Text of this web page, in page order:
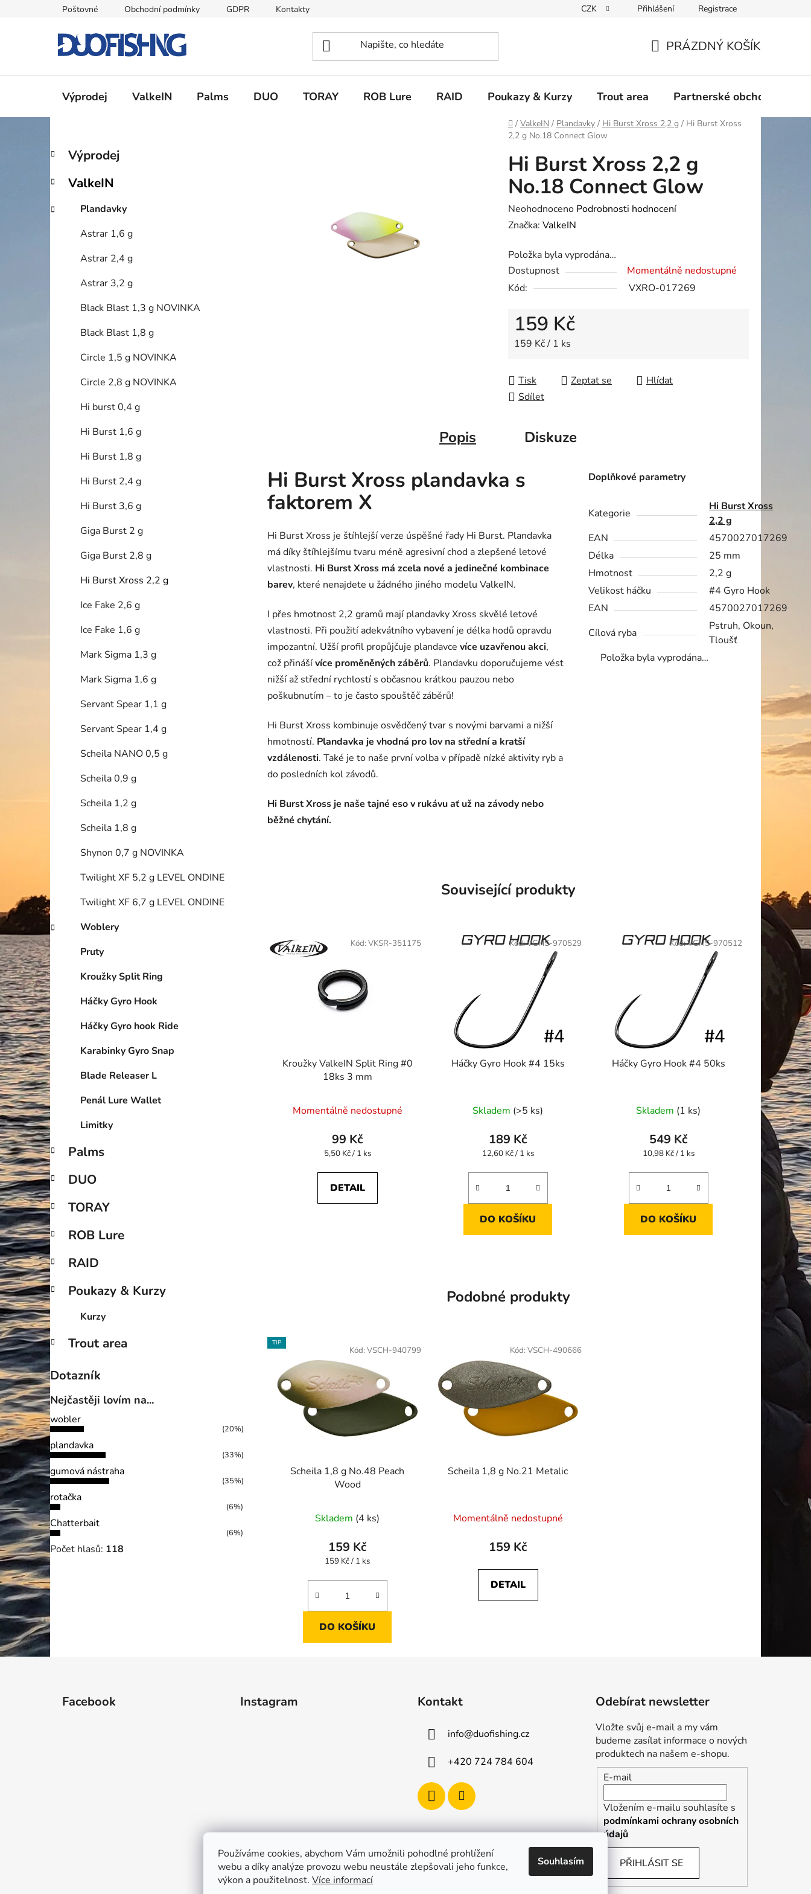
Používáme cookies, abychom Vám umožnili pohodlné prohlížení
webu a díky analýze provozu webu neustále zlepšovali jeho funkce,
výkon a použitelnost. Více informací
Souhlasím
Poštovné Obchodní podmínky GDPR Kontakty CZK Přihlášení Registrace
KOŠÍK
PRÁZDNÝ KOŠÍK
Výprodej ValkeIN Palms DUO TORAY ROB Lure RAID Poukazy & Kurzy Trout area Partnerské obchody
Domů
/ ValkeIN / Plandavky / Hi Burst Xross 2,2 g / Hi Burst Xross
2,2 g No.18 Connect Glow
P
s
r
Přeskočit
kategorie
K
a
e
o
Výprodej
ValkeIN
Plandavky
Astrar 1,6 g
Astrar 2,4 g
Astrar 3,2 g
Black Blast 1,3 g NOVINKA
Black Blast 1,8 g
Circle 1,5 g NOVINKA
Circle 2,8 g NOVINKA
Hi burst 0,4 g
Hi Burst 1,6 g
Hi Burst 1,8 g
Hi Burst 2,4 g
Hi Burst 3,6 g
Giga Burst 2 g
Giga Burst 2,8 g
Hi Burst Xross 2,2 g
Ice Fake 2,6 g
Ice Fake 1,6 g
Mark Sigma 1,3 g
Mark Sigma 1,6 g
Servant Spear 1,1 g
Servant Spear 1,4 g
Scheila NANO 0,5 g
Scheila 0,9 g
Scheila 1,2 g
Scheila 1,8 g
Shynon 0,7 g NOVINKA
Twilight XF 5,2 g LEVEL ONDINE
Twilight XF 6,7 g LEVEL ONDINE
Woblery
Pruty
Kroužky Split Ring
Háčky Gyro Hook
Háčky Gyro hook Ride
Karabinky Gyro Snap
Blade Releaser L
Penál Lure Wallet
Limitky
Palms
DUO
TORAY
ROB Lure
RAID
Poukazy & Kurzy
Kurzy
Trout area
Dotazník
Nejčastěji lovím na...
wobler
(20%)
plandavka
(33%)
gumová nástraha
(35%)
rotačka
(6%)
Chatterbait
(6%)
Počet hlasů: 118
Hi Burst Xross 2,2 g
No.18 Connect Glow
Průměrné
hodnocení
je
0,0
z
hvězdiček.
Neohodnoceno Podrobnosti hodnocení
Značka: ValkeIN
Položka byla vyprodána…
Dostupnost
Momentálně nedostupné
Kód:
VXRO-017269
159 Kč
Měrná cena:
159 Kč / 1 ks
Tisk Zeptat se
Hlídat
Sdílet
Popis Diskuze
Hi Burst Xross plandavka s
faktorem X
Hi Burst Xross je štíhlejší verze úspěšné řady Hi Burst. Plandavka
má díky štíhlejšímu tvaru méně agresivní chod a zlepšené letové
vlastnosti. Hi Burst Xross má zcela nové a jedinečné kombinace
barev, které nenajdete u žádného jiného modelu ValkeIN.
I přes hmotnost 2,2 gramů mají plandavky Xross skvělé letové
vlastnosti. Při použití adekvátního vybavení je délka hodů opravdu
impozantní. Užší profil propůjčuje plandavce více uzavřenou akci,
což přinášívíce proměněných záběrů. Plandavku doporučujeme vést
nižší až střední rychlostí s občasnou krátkou pauzou nebo
poškubnutím – to je často spouštěč záběrů!
Hi Burst Xross kombinuje osvědčený tvar s novými barvami a nižší
hmotností. Plandavka je vhodná pro lov na střední a kratší
vzdálenosti. Také je to naše první volba v případě nízké aktivity ryb a
do posledních kol závodů.
Hi Burst Xross je naše tajné eso v rukávu ať už na závody nebo
běžné chytání.
Doplňkové parametry
Kategorie
Hi Burst Xross
2,2 g
EAN
4570027017269
Délka
25 mm
Hmotnost
2,2 g
Velikost háčku
#4 Gyro Hook
EAN
4570027017269
Cílová ryba
Pstruh, Okoun,
Tloušť
Položka byla vyprodána…
Související produkty
Kroužky ValkeIN Split Ring #0
18ks 3 mm
Momentálně nedostupné
99 Kč
Měrná
5,50 Kč / 1 ks
DETAIL
Kód: VKSR-351175
Háčky Gyro Hook #4 15ks
Skladem (>5 ks)
189 Kč
Měrná
12,60 Kč / 1 ks
DO KOŠÍKU
Kód:VGHS-970529
Háčky Gyro Hook #4 50ks
Skladem (1 ks)
549 Kč
Měrná
10,98 Kč / 1 ks
DO KOŠÍKU
Kód:VGHS-970512
Podobné produkty
TIP
Scheila 1,8 g No.48 Peach
Wood
Skladem (4 ks)
159 Kč
Měrná
159 Kč / 1 ks
DO KOŠÍKU
Kód: VSCH-940799
Scheila 1,8 g No.21 Metalic
Momentálně nedostupné
159 Kč
DETAIL
Kód: VSCH-490666
Facebook Instagram Kontakt
info@duofishing.cz
+420 724 784 604
Odebírat newsletter
Vložte svůj e-mail a my vám
budeme zasílat informace o nových
produktech na našem e-shopu.
E-mail
Vložením e-mailu souhlasíte s
podmínkami ochrany osobních
údajů
PŘIHLÁSIT SE